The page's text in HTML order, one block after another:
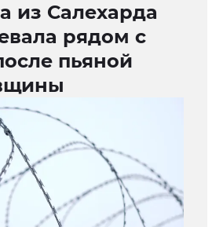
из Салехарда
рядом с
пьяной